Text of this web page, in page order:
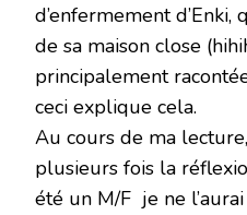
d’enfermement
de sa maison close
principalement
ceci explique cela.
Au cours de ma
plusieurs fois la
été un M/F je ne